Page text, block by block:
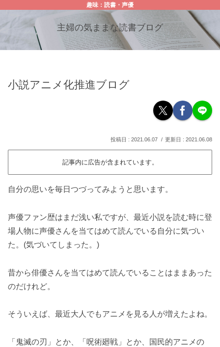
趣味：読書・声優
主婦の気ままな読書ブログ
小説アニメ化推進ブログ
2021.06.07 2021.06.08
記事内に広告が含まれています。
自分の思いを毎日つづってみようと思います。
声優ファン歴はまだ浅い私ですが、最近小説を読む時に登
場人物に声優さんを当てはめて読んでいる自分に気づい
た。(気づいてしまった。)
昔から俳優さんを当てはめて読んでいることはままあった
のだけれど。
そういえば、最近大人でもアニメを見る人が増えたよね。
「鬼滅の刃」とか、「呪術廻戦」とか、国民的アニメの